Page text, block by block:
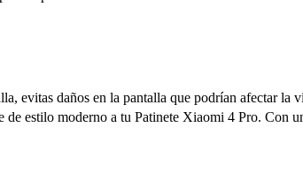
evitas daños en la pantalla que podrían afectar
estilo moderno a tu Patinete Xiaomi 4 Pro. Con